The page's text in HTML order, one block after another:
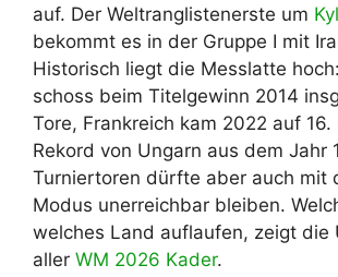
auf. Der Weltranglistenerste um
bekommt es in der Gruppe I mit
Historisch liegt die Messlatte
schoss beim Titelgewinn 2014
Tore, Frankreich kam 2022 auf
Rekord von Ungarn aus dem Jahr
Turniertoren dürfte aber auch mit
Modus unerreichbar bleiben.
welches Land auflaufen, zeigt die
aller WM 2026 Kader.